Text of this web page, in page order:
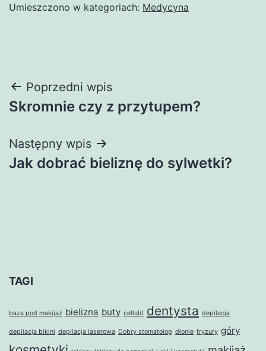
Umieszczono w kategoriach: Medycyna
Nawigacja
wpisu
Poprzedni wpis
Skromnie czy z przytupem?
Następny wpis
Jak dobrać bieliznę do sylwetki?
TAGI
baza pod makijaż bielizna buty cellulit dentysta depilacja
depilacja bikini depilacja laserowa Dobry stomatolog dłonie fryzury góry